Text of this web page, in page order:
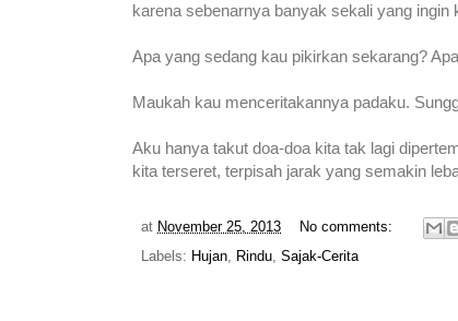
karena sebenarnya banyak sekali yang ingin
Apa yang sedang kau pikirkan sekarang?
Maukah kau menceritakannya padaku.
Aku hanya takut doa-doa kita tak lagi
kita terseret, terpisah jarak yang semakin
at November 25, 2013
No comments:
Labels: Hujan Rindu Sajak-Cerita